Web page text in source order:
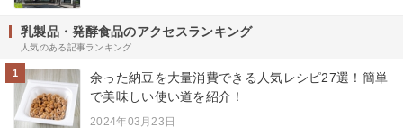
乳製品・発酵食品のアクセスランキング
人気のある記事ランキング
1
余った納豆を大量消費できる人気レシピ27選！簡単
で美味しい使い道を紹介！
2024年03月23日